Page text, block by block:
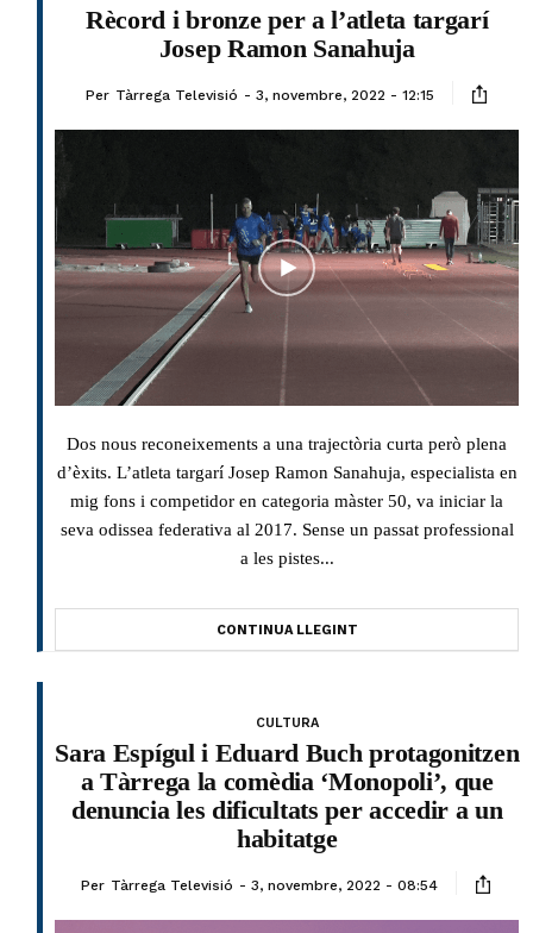
Rècord i bronze per a l’atleta targarí
Josep Ramon Sanahuja
Per Tàrrega Televisió 3, novembre, 2022 - 12:15
Dos nous reconeixements a una trajectòria curta però plena
d’èxits. L’atleta targarí Josep Ramon Sanahuja, especialista en
mig fons i competidor en categoria màster 50, va iniciar la
seva odissea federativa al 2017. Sense un passat professional
a les pistes...
CONTINUA LLEGINT
CULTURA
Sara Espígul i Eduard Buch protagonitzen
a Tàrrega la comèdia ‘Monopoli’, que
denuncia les dificultats per accedir a un
habitatge
Per Tàrrega Televisió 3, novembre, 2022 - 08:54